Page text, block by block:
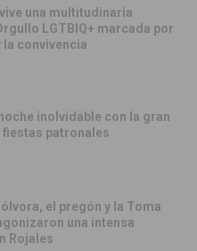
una multitudinaria
LGTBIQ+ marcada por
la convivencia
inolvidable con la gran
fiestas patronales
el pregón y la Toma
una intensa
Rojales